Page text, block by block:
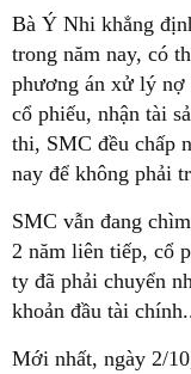
Bà Ý Nhi khẳng
trong năm nay, có
phương án xử lý nợ
cổ phiếu, nhận tài
thi, SMC đều chấp
nay để không phải
SMC vẫn đang
2 năm liên tiếp, cổ
ty đã phải chuyển
khoản đầu tài
Mới nhất, ngày 2/